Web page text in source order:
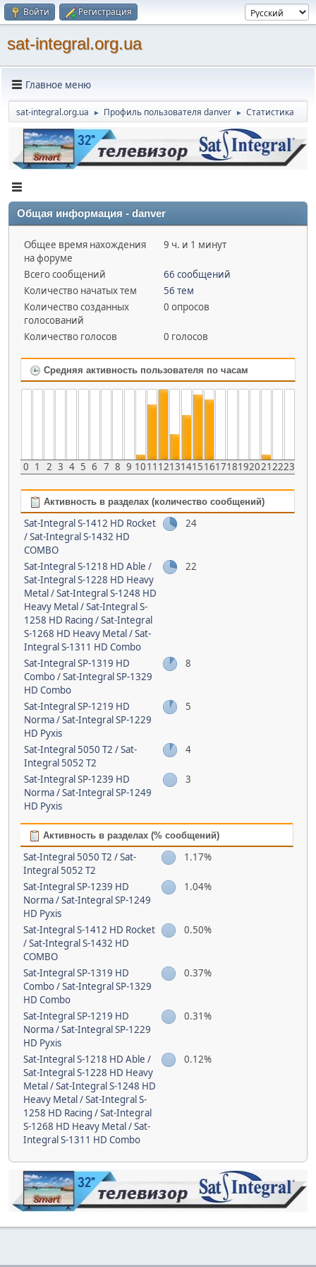
Войти Регистрация
sat-integral.org.ua
Главное меню
sat-integral.org.ua ► Профиль пользователя danver ► Статистика
Общая информация - danver
Общее время нахождения
на форуме
9 ч. и 1 минут
Всего сообщений
66 сообщений
Количество начатых тем
56 тем
Количество созданных
голосований
0 опросов
Количество голосов 0 голосов
Средняя активность пользователя по часам
0 1 2 3 4 5 6 7 8 9 1011 121314151617181920212223
Активность в разделах (количество сообщений)
Sat-Integral S-1412 HD Rocket
/ Sat-Integral S-1432 HD
COMBO
24
Sat-Integral S-1218 HD Able /
Sat-Integral S-1228 HD Heavy
Metal / Sat-Integral S-1248 HD
Heavy Metal / Sat-Integral S-
1258 HD Racing / Sat-Integral
S-1268 HD Heavy Metal / Sat-
Integral S-1311 HD Combo
22
Sat-Integral SP-1319 HD
Combo / Sat-Integral SP-1329
HD Combo
8
Sat-Integral SP-1219 HD
Norma / Sat-Integral SP-1229
HD Pyxis
5
Sat-Integral 5050 T2 / Sat-
Integral 5052 T2
4
Sat-Integral SP-1239 HD
Norma / Sat-Integral SP-1249
HD Pyxis
3
Активность в разделах (% сообщений)
Sat-Integral 5050 T2 / Sat-
Integral 5052 T2
1.17%
Sat-Integral SP-1239 HD
Norma / Sat-Integral SP-1249
HD Pyxis
1.04%
Sat-Integral S-1412 HD Rocket
/ Sat-Integral S-1432 HD
COMBO
0.50%
Sat-Integral SP-1319 HD
Combo / Sat-Integral SP-1329
HD Combo
0.37%
Sat-Integral SP-1219 HD
Norma / Sat-Integral SP-1229
HD Pyxis
0.31%
Sat-Integral S-1218 HD Able /
Sat-Integral S-1228 HD Heavy
Metal / Sat-Integral S-1248 HD
Heavy Metal / Sat-Integral S-
1258 HD Racing / Sat-Integral
S-1268 HD Heavy Metal / Sat-
Integral S-1311 HD Combo
0.12%